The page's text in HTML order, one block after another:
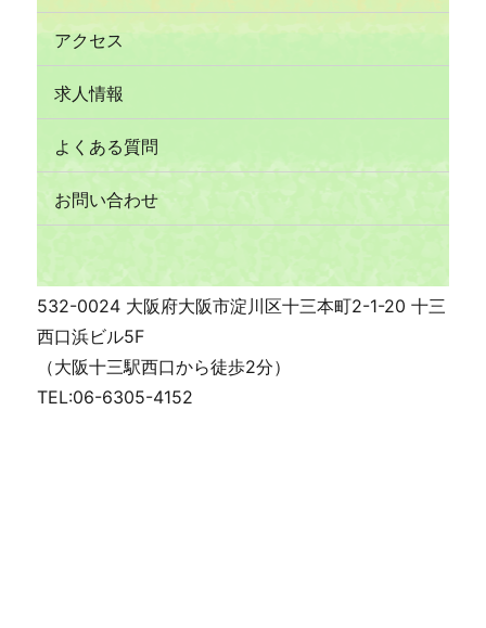
アクセス
求人情報
よくある質問
お問い合わせ
532-0024 大阪府大阪市淀川区十三本町2-1-20 十三
西口浜ビル5F
（大阪十三駅西口から徒歩2分）
TEL:06-6305-4152